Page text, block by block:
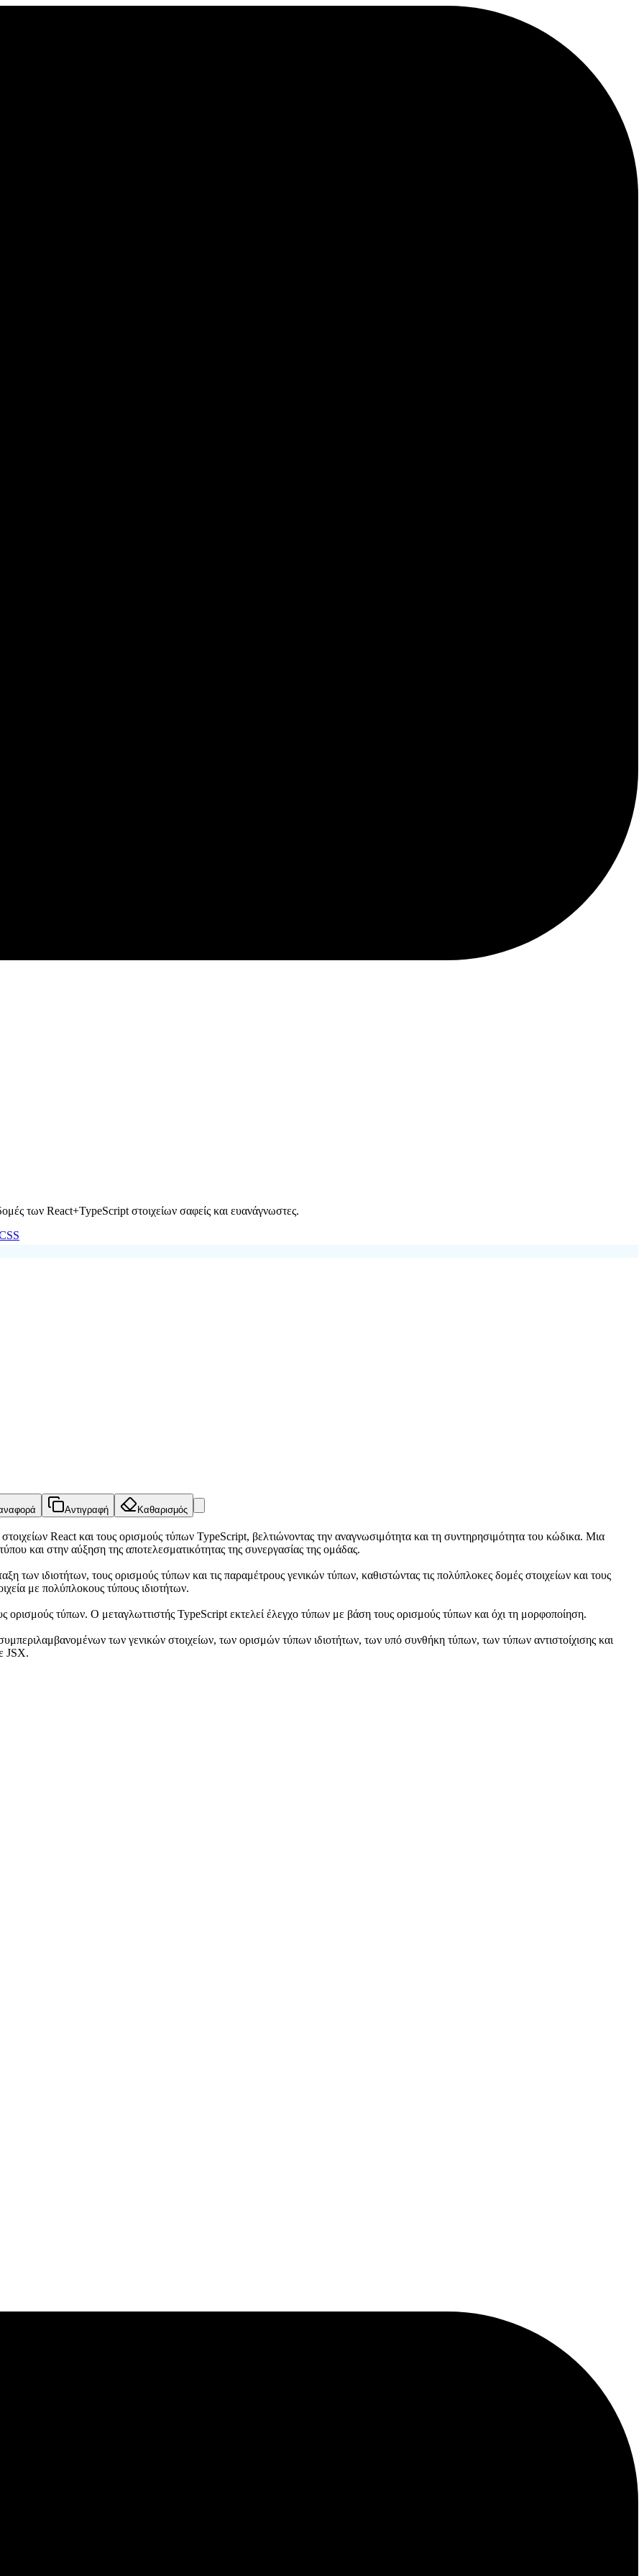
των React+TypeScript στοιχείων σαφείς και ευανάγνωστες.
Αντιγραφή Καθαρισμός
React και τους ορισμούς τύπων TypeScript, βελτιώνοντας την αναγνωσιμότητα και τη συντηρησιμότητα του κώδικα. Μια
και στην αύξηση της αποτελεσματικότητας της συνεργασίας της ομάδας.
των ιδιοτήτων, τους ορισμούς τύπων και τις παραμέτρους γενικών τύπων, καθιστώντας τις πολύπλοκες δομές στοιχείων και τους
με πολύπλοκους τύπους ιδιοτήτων.
τύπων. Ο μεταγλωττιστής TypeScript εκτελεί έλεγχο τύπων με βάση τους ορισμούς τύπων και όχι τη μορφοποίηση.
των γενικών στοιχείων, των ορισμών τύπων ιδιοτήτων, των υπό συνθήκη τύπων, των τύπων αντιστοίχισης και
JSX.